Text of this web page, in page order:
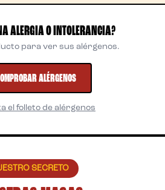
ALERGIA O INTOLERANCIA?
para ver sus alérgenos.
ALÉRGENOS
el folleto de alérgenos
SECRETO